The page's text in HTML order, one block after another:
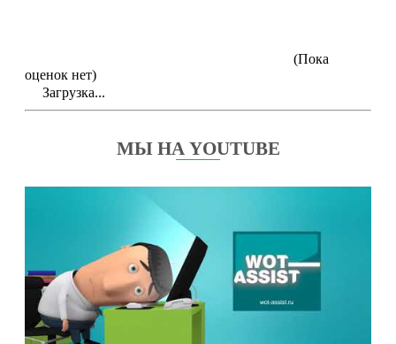
(Пока
оценок нет)
Загрузка...
МЫ НА YOUTUBE